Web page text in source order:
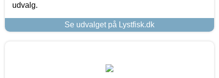
udvalg.
Se udvalget på Lystfisk.dk